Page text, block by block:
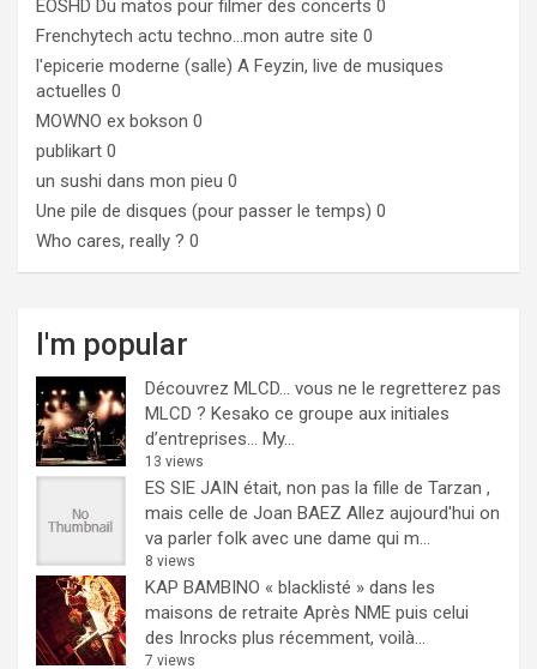
EOSHD Du matos pour filmer des concerts 0
Frenchytech actu techno…mon autre site 0
l'epicerie moderne (salle) A Feyzin, live de musiques
actuelles 0
MOWNO ex bokson 0
publikart 0
un sushi dans mon pieu 0
Une pile de disques (pour passer le temps) 0
Who cares, really ? 0
I'm popular
Découvrez MLCD… vous ne le regretterez pas
MLCD ? Kesako ce groupe aux initiales
d’entreprises… My...
13 views
ES SIE JAIN était, non pas la fille de Tarzan ,
mais celle de Joan BAEZ Allez aujourd'hui on
va parler folk avec une dame qui m...
8 views
KAP BAMBINO « blacklisté » dans les
maisons de retraite Après NME puis celui
des Inrocks plus récemment, voilà...
7 views